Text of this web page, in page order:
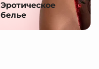
Эротическое
белье